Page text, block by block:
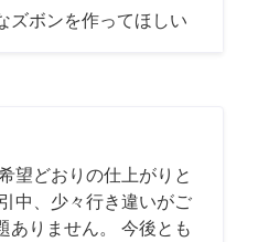
ボンを作ってほしい
望どおりの仕上がりと
中、少々行き違いがご
ありません。 今後とも